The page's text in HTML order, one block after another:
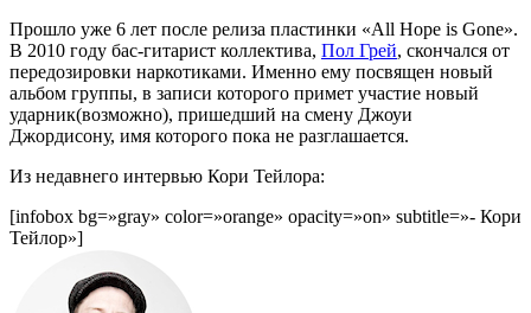
Прошло уже 6 лет после релиза пластинки «All Hope is Gone».
В 2010 году бас-гитарист коллектива, Пол Грей, скончался от
передозировки наркотиками. Именно ему посвящен новый
альбом группы, в записи которого примет участие новый
ударник(возможно), пришедший на смену Джоуи
Джордисону, имя которого пока не разглашается.
Из недавнего интервью Кори Тейлора:
[infobox bg=»gray» color=»orange» opacity=»on» subtitle=»- Кори
Тейлор»]